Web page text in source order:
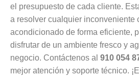
el presupuesto de cada cliente.
a resolver cualquier inconveniente
acondicionado de forma eficiente,
disfrutar de un ambiente fresco y
negocio. Contáctenos al 910 054
mejor atención y soporte técnico.